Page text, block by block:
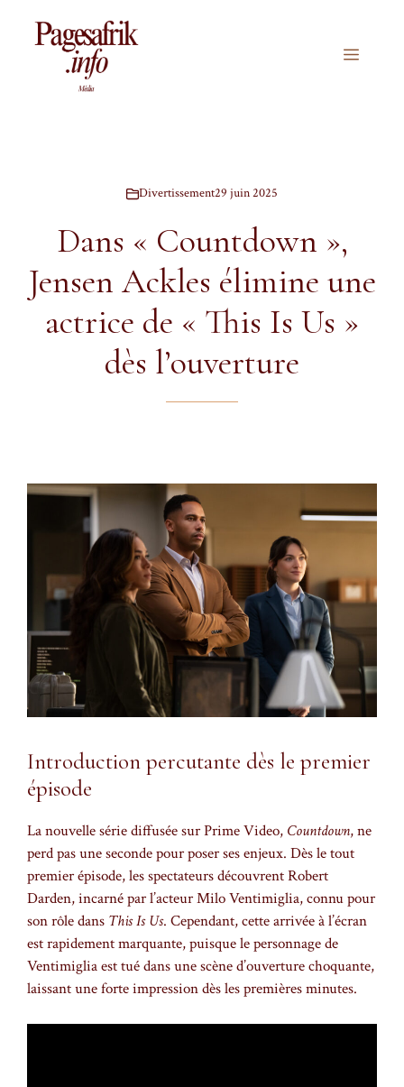
Menu
Divertissement29 juin 2025
Dans « Countdown »,
Jensen Ackles élimine une
actrice de « This Is Us »
dès l’ouverture
Introduction percutante dès le premier
épisode
La nouvelle série diffusée sur Prime Video, Countdown, ne
perd pas une seconde pour poser ses enjeux. Dès le tout
premier épisode, les spectateurs découvrent Robert
Darden, incarné par l’acteur Milo Ventimiglia, connu pour
son rôle dans This Is Us. Cependant, cette arrivée à l’écran
est rapidement marquante, puisque le personnage de
Ventimiglia est tué dans une scène d’ouverture choquante,
laissant une forte impression dès les premières minutes.